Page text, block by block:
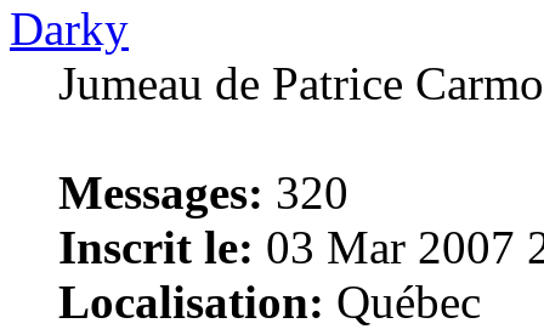
Darky
Jumeau de Patrice
Messages: 320
Inscrit le: 03 Mar 2007
Localisation: Québec